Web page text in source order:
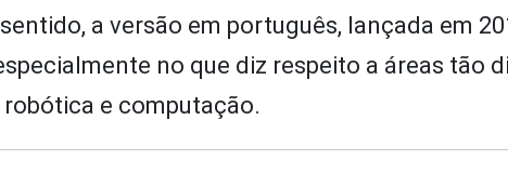
a versão em português, lançada em
no que diz respeito a áreas tão
e computação.